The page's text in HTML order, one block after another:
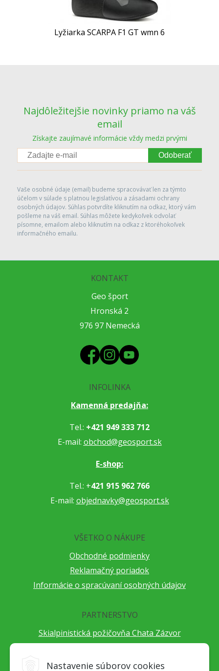
Nastavenie súborov cookies
Lyžiarka SCARPA F1 GT wmn 6
Najdôležitejšie novinky priamo na váš
email
Získajte zaujímavé informácie vždy medzi prvými
Odoberať
Vaše osobné údaje (email) budeme spracovávať len za týmto
účelom v súlade s platnou legislatívou a zásadami ochrany
osobných údajov. Súhlas potvrdíte kliknutím na odkaz, ktorý vám
pošleme na váš email. Súhlas môžete kedykoľvek odvolať
písomne, emailom alebo kliknutím na odkaz z ktoréhokoľvek
informačného emailu.
KONTAKT
Geo šport
Hronská 2
976 97 Nemecká
INFOLINKA
Kamenná predajňa:
Tel.: +421 949 333 712
E-mail: obchod@geosport.sk
E-shop:
Tel.: +421 915 962 766
E-mail: objednavky@geosport.sk
VŠETKO O NÁKUPE
Obchodné podmienky
Reklamačný poriadok
Informácie o spracúvaní osobných údajov
PARTNERSTVO
Skialpinistická požičovňa Chata Zázvor
Cestovateľský festival Cestou necestou